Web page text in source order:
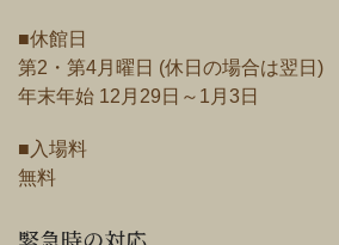
■休館日
第2・第4月曜日 (休日の場合は翌日)
年末年始 12月29日～1月3日
■入場料
無料
緊急時の対応